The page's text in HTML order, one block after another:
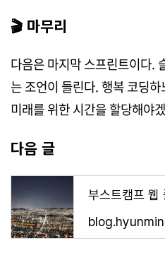
🎬 마무리
다음은 마지막 스프린트이다.
는 조언이 들린다. 행복 코딩
미래를 위한 시간을 할당해야
다음 글